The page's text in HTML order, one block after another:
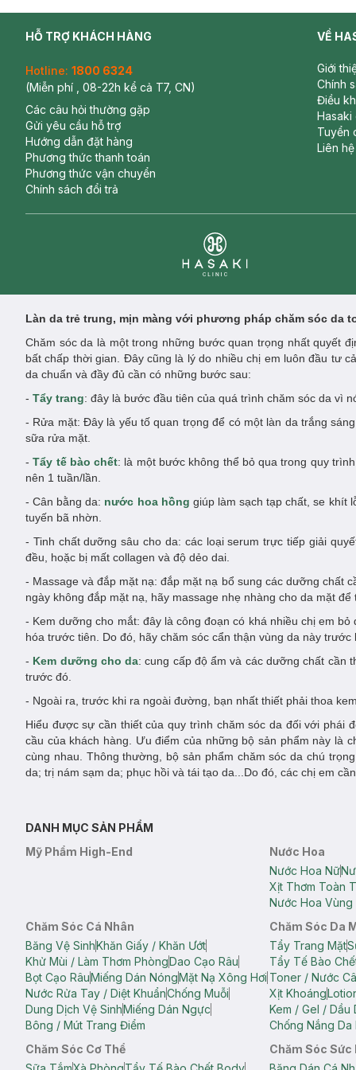
HỖ TRỢ KHÁCH HÀNG
Hotline: 1800 6324
(Miễn phí , 08-22h kể cả T7, CN)
Các câu hỏi thường gặp
Gửi yêu cầu hỗ trợ
Hướng dẫn đặt hàng
Phương thức thanh toán
Phương thức vận chuyển
Chính sách đổi trả
VỀ
Giới
Chính
Điều
Hasaki
Tuyển
Liên hệ
Làn da trẻ trung, mịn màng với phương pháp chăm sóc da
Chăm sóc da là một trong những bước quan trọng nhất quyết
bất chấp thời gian. Đây cũng là lý do nhiều chị em luôn đầu tư
da chuẩn và đầy đủ cần có những bước sau:
- Tẩy trang: đây là bước đầu tiên của quá trình chăm sóc da vì
- Rửa mặt: Đây là yếu tố quan trọng để có một làn da trắng
sữa rửa mặt.
- Tẩy tế bào chết: là một bước không thể bỏ qua trong quy
nên 1 tuần/lần.
- Cân bằng da: nước hoa hồng giúp làm sạch tạp chất, se khít
tuyến bã nhờn.
- Tinh chất dưỡng sâu cho da: các loại serum trực tiếp giải
đều, hoặc bị mất collagen và độ dẻo dai.
- Massage và đắp mặt nạ: đắp mặt nạ bổ sung các dưỡng chất
ngày không đắp mặt nạ, hãy massage nhẹ nhàng cho da mặt
- Kem dưỡng cho mắt: đây là công đoạn có khá nhiều chị em
hóa trước tiên. Do đó, hãy chăm sóc cẩn thận vùng da này
- Kem dưỡng cho da: cung cấp độ ẩm và các dưỡng chất cần
trước đó.
- Ngoài ra, trước khi ra ngoài đường, bạn nhất thiết phải thoa
Hiểu được sự cần thiết của quy trình chăm sóc da đối với phái
cầu của khách hàng. Ưu điểm của những bộ sản phẩm này là
cùng nhau. Thông thường, bộ sản phẩm chăm sóc da chú
da; trị nám sạm da; phục hồi và tái tạo da...Do đó, các chị em
DANH MỤC SẢN PHẨM
Mỹ Phẩm High-End
Nước Hoa
Nước Hoa Nữ
Xịt Thơm Toàn
Nước Hoa Vùng
Chăm Sóc Cá Nhân
Băng Vệ SinhKhăn Giấy / Khăn Ướt
Khử Mùi / Làm Thơm PhòngDao Cạo Râu
Bọt Cạo RâuMiếng Dán NóngMặt Nạ Xông Hơi
Nước Rửa Tay / Diệt KhuẩnChống Muỗi
Dung Dịch Vệ SinhMiếng Dán Ngực
Bông / Mút Trang Điểm
Chăm Sóc Da
Tẩy Trang Mặt
Tẩy Tế Bào
Toner / Nước
Xịt Khoáng
Kem / Gel / Dầu
Chống Nắng Da
Chăm Sóc Cơ Thể
Chăm Sóc Sức